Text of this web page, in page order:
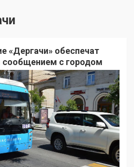
«Дергачи» обеспечат
с городом